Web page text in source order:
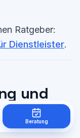
Ratgeber:
Dienstleister.
und
über
Beratung